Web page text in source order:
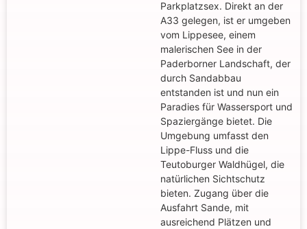
Parkplatzsex. Direkt an der
A33 gelegen, ist er umgeben
vom Lippesee, einem
malerischen See in der
Paderborner Landschaft, der
durch Sandabbau
entstanden ist und nun ein
Paradies für Wassersport und
Spaziergänge bietet. Die
Umgebung umfasst den
Lippe-Fluss und die
Teutoburger Waldhügel, die
natürlichen Sichtschutz
bieten. Zugang über die
Ausfahrt Sande, mit
ausreichend Plätzen und